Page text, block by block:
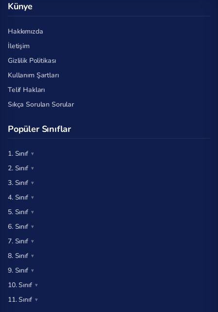
Künye
Hakkımızda
İletişim
Gizlilik Politikası
Kullanım Şartları
Telif Hakları
Sıkça Sorulan Sorular
Popüler Sınıflar
1. Sınıf
2. Sınıf
3. Sınıf
4. Sınıf
5. Sınıf
6. Sınıf
7. Sınıf
8. Sınıf
9. Sınıf
10. Sınıf
11. Sınıf